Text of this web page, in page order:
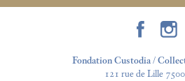
Fondation Custodia /
121 rue de Lille